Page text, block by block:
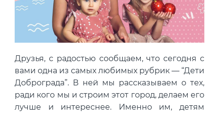
Друзья, с радостью сообщаем, что сегодня с
вами одна из самых любимых рубрик — “Дети
Доброграда”. В ней мы рассказываем о тех,
ради кого мы и строим этот город, делаем его
лучше и интереснее. Именно им, детям
? Концентрация CO 14 ppm
В пределах нормы За пределами нормы